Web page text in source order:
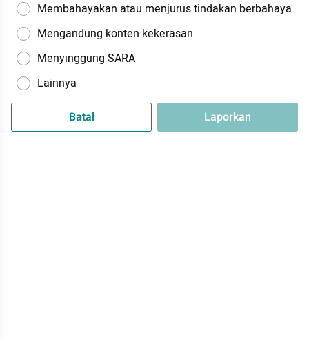
Membahayakan atau menjurus tindakan berbahaya
Mengandung konten kekerasan
Menyinggung SARA
Lainnya
Batal Laporkan